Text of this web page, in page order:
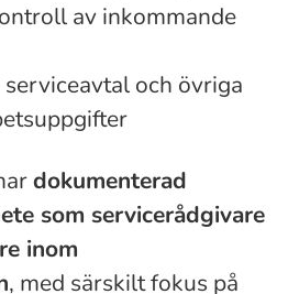
av inkommande
och övriga
dokumenterad
som servicerådgivare
inom
, med särskilt fokus på